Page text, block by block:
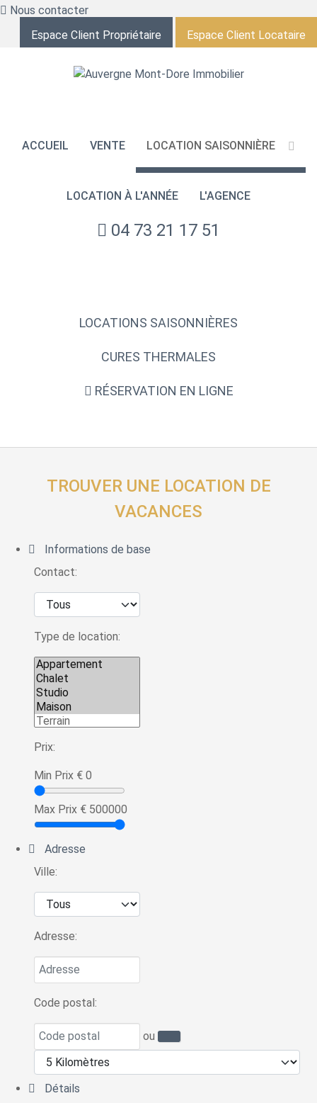
Nous contacter
Espace Client Propriétaire
Espace Client Locataire
ACCUEIL VENTE LOCATION SAISONNIÈRE
LOCATION À L'ANNÉE L'AGENCE
04 73 21 17 51
LOCATIONS SAISONNIÈRES
CURES THERMALES
RÉSERVATION EN LIGNE
TROUVER UNE LOCATION DE
VACANCES
Informations de base
Contact:
Type de location:
Prix:
Min Prix € 0
Max Prix € 500000
Adresse
Ville:
Adresse:
Code postal:
ou
Détails